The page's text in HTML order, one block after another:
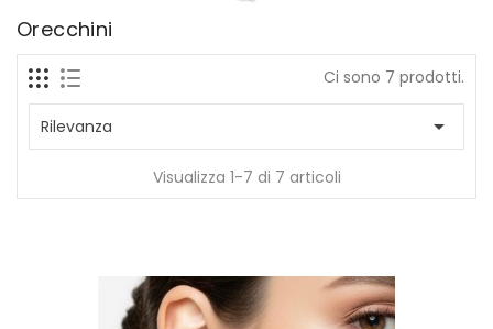
Orecchini
Ci sono 7 prodotti.
Rilevanza 
Visualizza 1-7 di 7 articoli